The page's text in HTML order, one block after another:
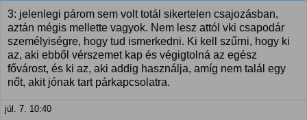
3: jelenlegi párom sem volt totál sikertelen csajozásban,
aztán mégis mellette vagyok. Nem lesz attól vki csapodár
személyiségre, hogy tud ismerkedni. Ki kell szűrni, hogy ki
az, aki ebből vérszemet kap és végigtolná az egész
fővárost, és ki az, aki addig használja, amíg nem talál egy
nőt, akit jónak tart párkapcsolatra.
júl. 7. 10:40